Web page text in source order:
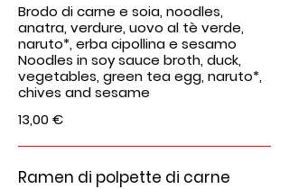
Brodo di carne e soia, noodles,
anatra, verdure, uovo al tè verde,
naruto*, erba cipollina e sesamo
Noodles in soy sauce broth, duck,
vegetables, green tea egg, naruto*,
chives and sesame
13,00 €
Ramen di polpette di carne